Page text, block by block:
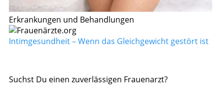
Erkrankungen und Behandlungen
Intimgesundheit – Wenn das Gleichgewicht gestört ist
Suchst Du einen zuverlässigen Frauenarzt?